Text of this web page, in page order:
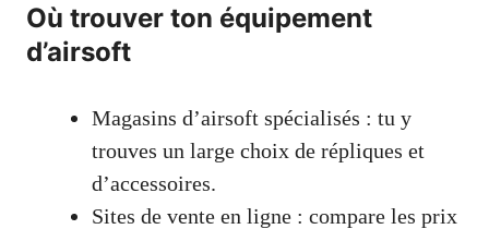
Où trouver ton équipement
d’airsoft
Magasins d’airsoft spécialisés : tu y
trouves un large choix de répliques et
d’accessoires.
Sites de vente en ligne : compare les prix